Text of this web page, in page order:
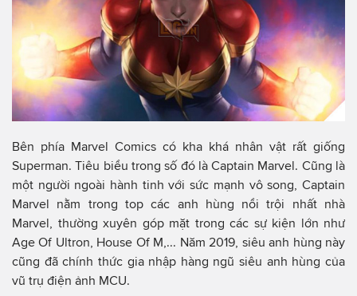
Bên phía Marvel Comics có kha khá nhân vật rất giống
Superman. Tiêu biểu trong số đó là Captain Marvel. Cũng là
một người ngoài hành tinh với sức mạnh vô song, Captain
Marvel nằm trong top các anh hùng nổi trội nhất nhà
Marvel, thường xuyên góp mặt trong các sự kiện lớn như
Age Of Ultron, House Of M,... Năm 2019, siêu anh hùng này
cũng đã chính thức gia nhập hàng ngũ siêu anh hùng của
vũ trụ điện ảnh MCU.